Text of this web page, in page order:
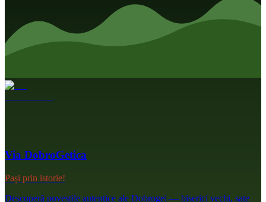
Via DobroGetica
Pași prin istorie!
Descoperă poveștile autentice ale Dobrogei — biserici vechi, sate